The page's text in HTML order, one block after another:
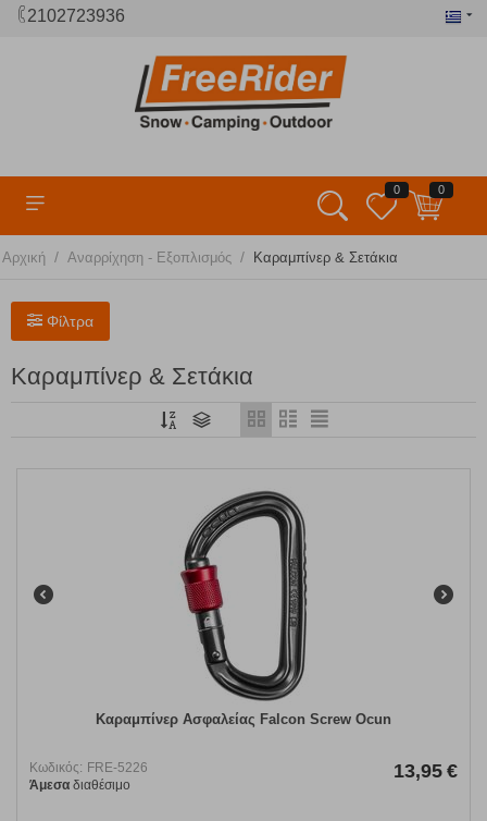
2102723936
0 0
Αρχική / Αναρρίχηση - Εξοπλισμός / Καραμπίνερ & Σετάκια
Φίλτρα
Καραμπίνερ & Σετάκια
Καραμπίνερ Ασφαλείας Falcon Screw Ocun
Κωδικός: FRE-5226
Άμεσα διαθέσιμο
13,95 €